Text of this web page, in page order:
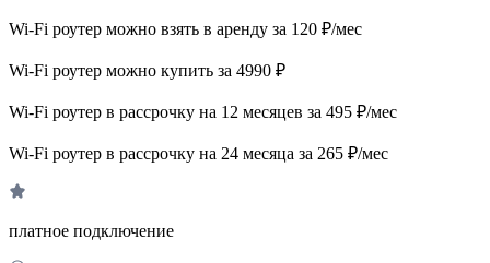
Wi-Fi роутер можно взять в аренду за 120 ₽/мес
Wi-Fi роутер можно купить за 4990 ₽
Wi-Fi роутер в рассрочку на 12 месяцев за 495 ₽/мес
Wi-Fi роутер в рассрочку на 24 месяца за 265 ₽/мес
платное подключение